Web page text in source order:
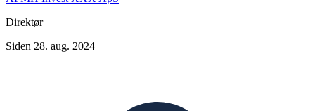
Direktør
Siden 28. aug. 2024